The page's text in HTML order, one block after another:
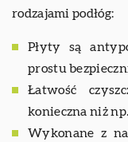
rodzajami podłóg:
Płyty są
prostu
Łatwość
konieczna niż
Wykonane z